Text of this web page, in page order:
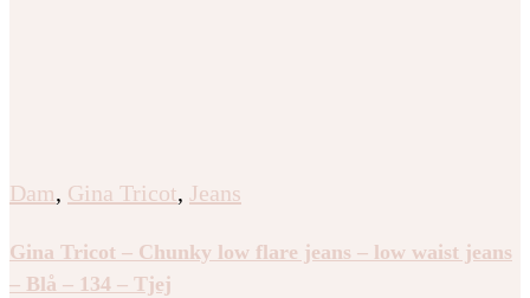
Dam, Gina Tricot, Jeans
Gina Tricot – Chunky low flare jeans – low waist jeans
– Blå – 134 – Tjej